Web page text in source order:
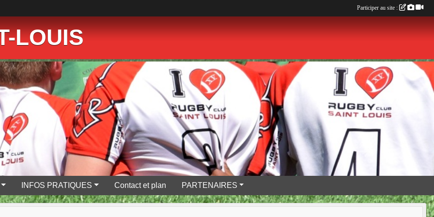
LOUIS
INFOS PRATIQUES Contact et plan PARTENAIRES
Participer au site :